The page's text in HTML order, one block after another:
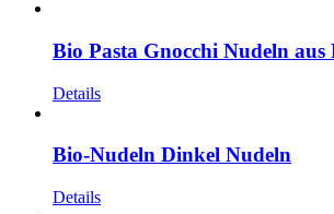
Bio Pasta Gnocchi Nudeln aus
Details
Bio-Nudeln Dinkel Nudeln
Details